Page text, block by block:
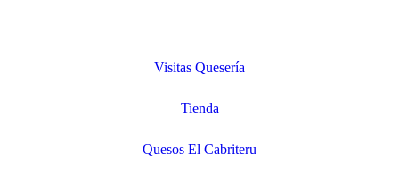
Visitas Quesería
Tienda
Quesos El Cabriteru